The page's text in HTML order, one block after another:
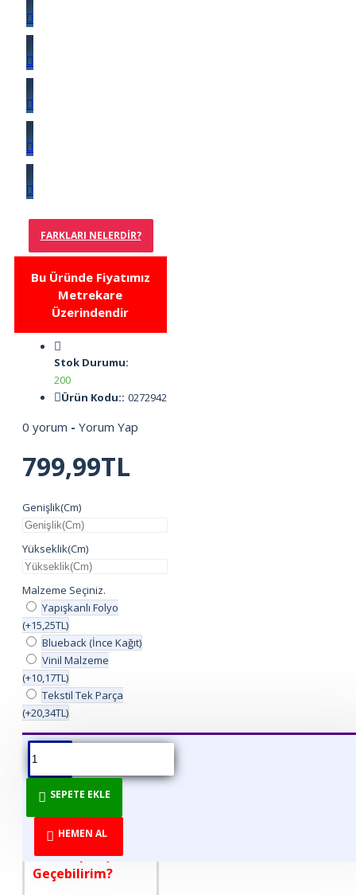
FARKLARI NELERDIR?
Bu Üründe Fiyatımız
Metrekare
Üzerindendir
Stok Durumu:
200
Ürün Kodu:: 0272942
0 yorum - Yorum Yap
799,99TL
Genişlik(Cm)
Yükseklik(Cm)
Malzeme Seçiniz.
Yapışkanlı Folyo
(+15,25TL)
Blueback (İnce Kağıt)
Vinil Malzeme
(+10,17TL)
Tekstil Tek Parça
(+20,34TL)
SEPETE EKLE
HEMEN AL
ÜRÜN BILGISI ÜRÜN YORUMLARI
DİREKT ÜRETİCİDEN
TÜKETİCİYE!
Nasıl Sipariş
Geçebilirim?